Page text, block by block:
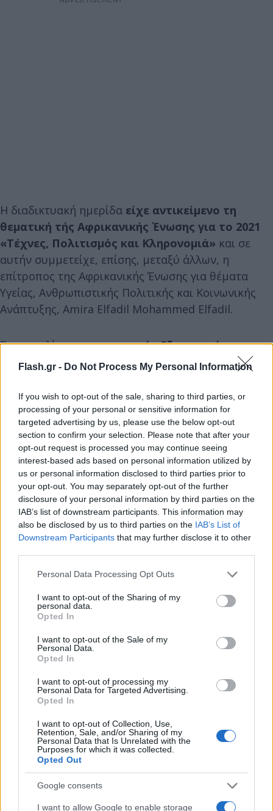
Flash.gr - Do Not Process My Personal Information
If you wish to opt-out of the sale, sharing to third parties, or
processing of your personal or sensitive information for
targeted advertising by us, please use the below opt-out
section to confirm your selection. Please note that after your
opt-out request is processed you may continue seeing
interest-based ads based on personal information utilized by
us or personal information disclosed to third parties prior to
your opt-out. You may separately opt-out of the further
disclosure of your personal information by third parties on the
IAB’s list of downstream participants. This information may
also be disclosed by us to third parties on the IAB’s List of
Downstream Participants that may further disclose it to other
Please note that this website/app uses one or more Google
not limited to your visit or usage behaviour. You may click to
grant or deny consent to Google and its third-party tags to
use your data for below specified purposes in below Google
consent section.
Personal Data Processing Opt Outs
I want to opt-out of the Sharing of my
personal data.
Opted In
I want to opt-out of the Sale of my
Personal Data.
Opted In
I want to opt-out of processing my
Personal Data for Targeted Advertising.
Opted In
I want to opt-out of Collection, Use,
Retention, Sale, and/or Sharing of my
Personal Data that Is Unrelated with the
Purposes for which it was collected.
Opted Out
Google consents
I want to allow Google to enable storage
Η διαδικτυακή ημερίδα είχε αντικείμενο τη
θεματική τής Αφρικανικής Ένωσης για το 2021
«Τέχνες, Πολιτισμός και Κληρονομιά» και σε
αυτήν συμμετείχε, επίσης, μεταξύ άλλων, η
επίτροπος της Αφρικανικής Ένωσης για θέματα
Υγείας, Ανθρωπιστικής Πολιτικής και Κοινωνικής
Ανάπτυξης, Amira Elfadil Mohammed Elfadil.
Στην ομιλία του,ο υπουργός Εξωτερικών
χαιρέτισε το ρόλο της Αφρικανικής Ένωσης για
ασφαλείας της αφρικανικής ηπείρου, σημειώνοντας
ειδικότερα τη δημιουργία Περιοχής Ελεύθερου
Εμπορίου(African Continental Free Trade Area)
που έχει την προοπτική να προωθήσει μία κοινή
αγορά 1,2 δισεκατομμυρίων ανθρώπων.